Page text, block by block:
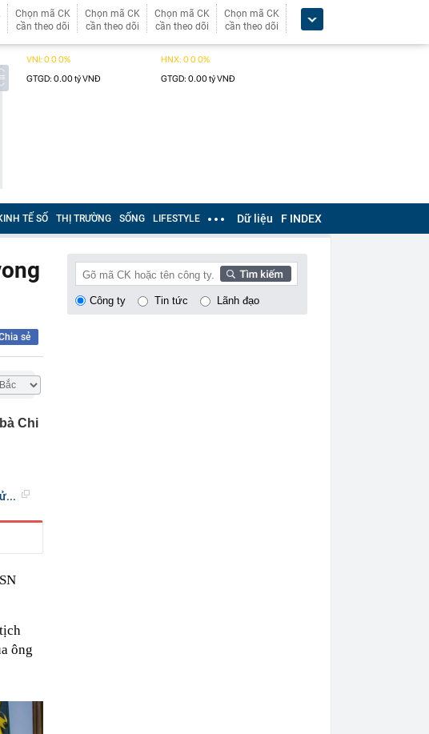
Chọn mã CK
cần theo dõi
Chọn mã CK
cần theo dõi
Chọn mã CK
cần theo dõi
Chọn mã CK
cần theo dõi
TẾ SỐ THỊ TRƯỜNG SỐNG LIFESTYLE Dữ liệu F INDEX
sẻ
Chi
ông
Công ty Tin tức Lãnh đạo